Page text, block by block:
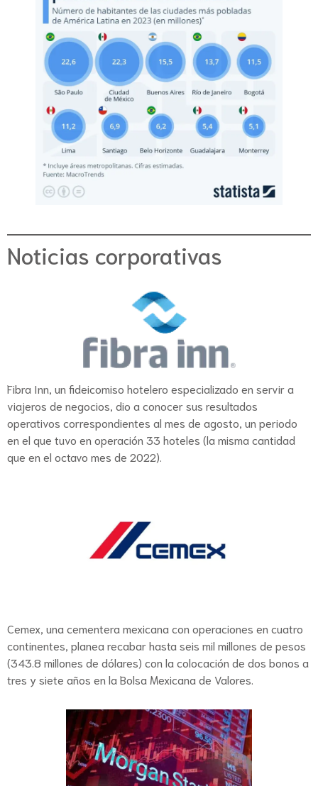
Noticias corporativas
Fibra Inn, un fideicomiso hotelero especializado en servir a
viajeros de negocios, dio a conocer sus resultados
operativos correspondientes al mes de agosto, un periodo
en el que tuvo en operación 33 hoteles (la misma cantidad
que en el octavo mes de 2022).
Cemex, una cementera mexicana con operaciones en cuatro
continentes, planea recabar hasta seis mil millones de pesos
(343.8 millones de dólares) con la colocación de dos bonos a
tres y siete años en la Bolsa Mexicana de Valores.